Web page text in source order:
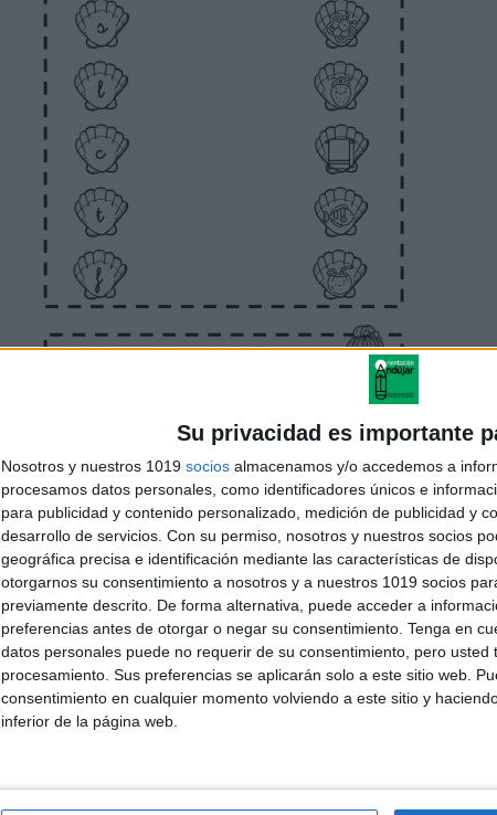
Su privacidad es importante
Nosotros y nuestros 1019 socios almacenamos y/o accedemos a
procesamos datos personales, como identificadores únicos e
para publicidad y contenido personalizado, medición de publicidad y
desarrollo de servicios. Con su permiso, nosotros y nuestros socios
geográfica precisa e identificación mediante las características de
otorgarnos su consentimiento a nosotros y a nuestros 1019 socios
previamente descrito. De forma alternativa, puede acceder a
preferencias antes de otorgar o negar su consentimiento. Tenga en
datos personales puede no requerir de su consentimiento, pero
procesamiento. Sus preferencias se aplicarán solo a este sitio web.
consentimiento en cualquier momento volviendo a este sitio y
inferior de la página web.